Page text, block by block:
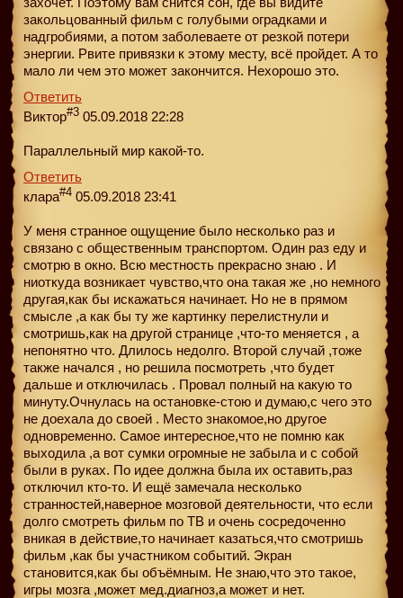
закольцованный фильм с голубыми оградками и
надгробиями, а потом заболеваете от резкой потери
энергии. Рвите привязки к этому месту, всё пройдет. А то
мало ли чем это может закончится. Нехорошо это.
Ответить
Виктор#3 05.09.2018 22:28
Параллельный мир какой-то.
Ответить
клара#4 05.09.2018 23:41
У меня странное ощущение было несколько раз и
связано с общественным транспортом. Один раз еду и
смотрю в окно. Всю местность прекрасно знаю . И
ниоткуда возникает чувство,что она такая же ,но немного
другая,как бы искажаться начинает. Но не в прямом
смысле ,а как бы ту же картинку перелистнули и
смотришь,как на другой странице ,что-то меняется , а
непонятно что. Длилось недолго. Второй случай ,тоже
также начался , но решила посмотреть ,что будет
дальше и отключилась . Провал полный на какую то
минуту.Очнулась на остановке-стою и думаю,с чего это
не доехала до своей . Место знакомое,но другое
одновременно. Самое интересное,что не помню как
выходила ,а вот сумки огромные не забыла и с собой
были в руках. По идее должна была их оставить,раз
отключил кто-то. И ещё замечала несколько
странностей,наверное мозговой деятельности, что если
долго смотреть фильм по ТВ и очень сосредоченно
вникая в действие,то начинает казаться,что смотришь
фильм ,как бы участником событий. Экран
становится,как бы объёмным. Не знаю,что это такое,
игры мозга ,может мед.диагноз,а может и нет.